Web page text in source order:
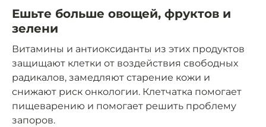
Ешьте больше овощей, фруктов и
зелени
Витамины и антиоксиданты из этих продуктов
защищают клетки от воздействия свободных
радикалов, замедляют старение кожи и
снижают риск онкологии. Клетчатка помогает
пищеварению и помогает решить проблему
запоров.